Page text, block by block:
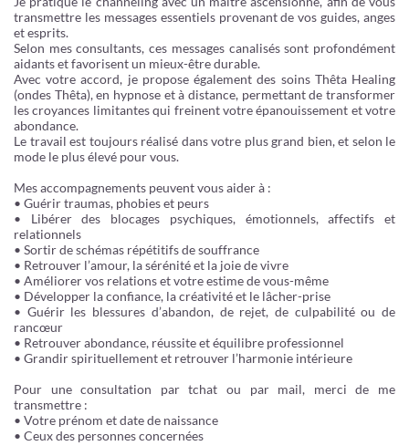
transmettre les messages essentiels provenant de vos guides, anges
et esprits.
Selon mes consultants, ces messages canalisés sont profondément
aidants et favorisent un mieux-être durable.
Avec votre accord, je propose également des soins Thêta Healing
(ondes Thêta), en hypnose et à distance, permettant de transformer
les croyances limitantes qui freinent votre épanouissement et votre
abondance.
Le travail est toujours réalisé dans votre plus grand bien, et selon le
mode le plus élevé pour vous.
Mes accompagnements peuvent vous aider à :
• Guérir traumas, phobies et peurs
• Libérer des blocages psychiques, émotionnels, affectifs et
relationnels
• Sortir de schémas répétitifs de souffrance
• Retrouver l’amour, la sérénité et la joie de vivre
• Améliorer vos relations et votre estime de vous-même
• Développer la confiance, la créativité et le lâcher-prise
• Guérir les blessures d’abandon, de rejet, de culpabilité ou de
rancœur
• Retrouver abondance, réussite et équilibre professionnel
• Grandir spirituellement et retrouver l’harmonie intérieure
Pour une consultation par tchat ou par mail, merci de me
transmettre :
• Votre prénom et date de naissance
• Ceux des personnes concernées